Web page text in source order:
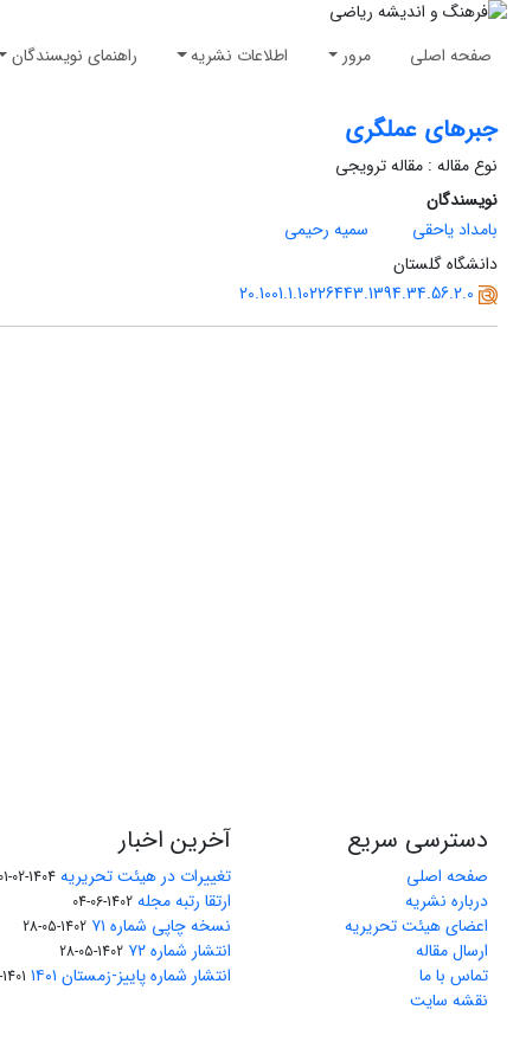
صفحه اصلی مرور اطلاعات نشریه راهنمای نویسندگان
جبرهای عملگری
نوع مقاله : مقاله ترویجی
نویسندگان
بامداد یاحقی
سمیه رحیمی
دانشگاه گلستان
20.1001.1.10226443.1394.34.56.2.0
دسترسی سریع
صفحه اصلی
درباره نشریه
اعضای هیئت تحریریه
ارسال مقاله
تماس با ما
نقشه سایت
آخرین اخبار
تغییرات در هیئت تحریریه 1404-02-01
ارتقا رتبه مجله 1402-06-04
نسخه چاپی شماره ۷۱ 1402-05-28
انتشار شماره ۷۲ 1402-05-28
انتشار شماره پاییز-زمستان ۱۴۰۱ 1401-12-04